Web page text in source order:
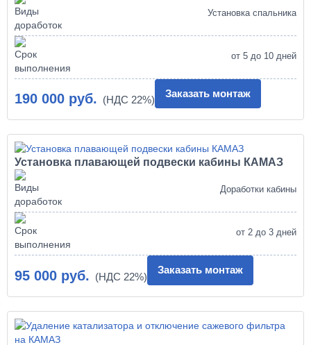
Установка спальника
от 5 до 10 дней
190 000 руб. Заказать монтаж
Установка плавающей подвески кабины КАМАЗ
Доработки кабины
от 2 до 3 дней
95 000 руб. Заказать монтаж